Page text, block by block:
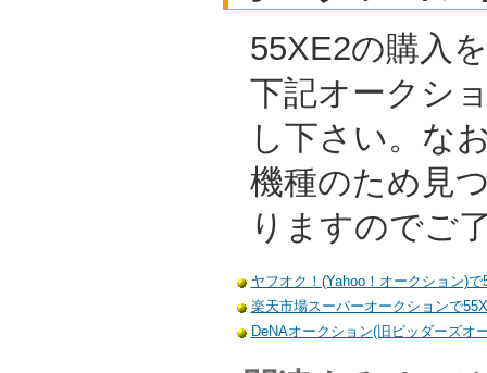
55XE2の購入
下記オークシ
し下さい。な
機種のため見
りますのでご
ヤフオク！(Yahoo！オークション)
楽天市場スーパーオークションで
DeNAオークション(旧ビッダーズオ